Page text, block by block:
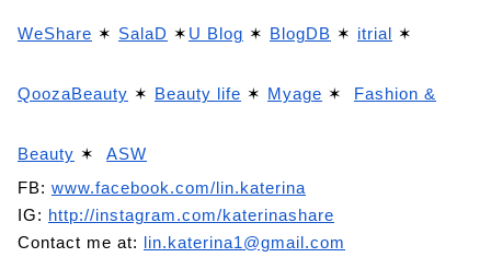
WeShare ✶ SalaD ✶ U Blog ✶ BlogDB ✶ itrial ✶
QoozaBeauty ✶ Beauty life ✶ Myage ✶ Fashion &
Beauty ✶ ASW
FB: www.facebook.com/lin.katerina
IG: http://instagram.com/katerinashare
Contact me at:
lin.katerina1@gmail.com